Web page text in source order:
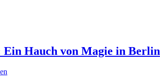
Hauch von Magie in Berlin